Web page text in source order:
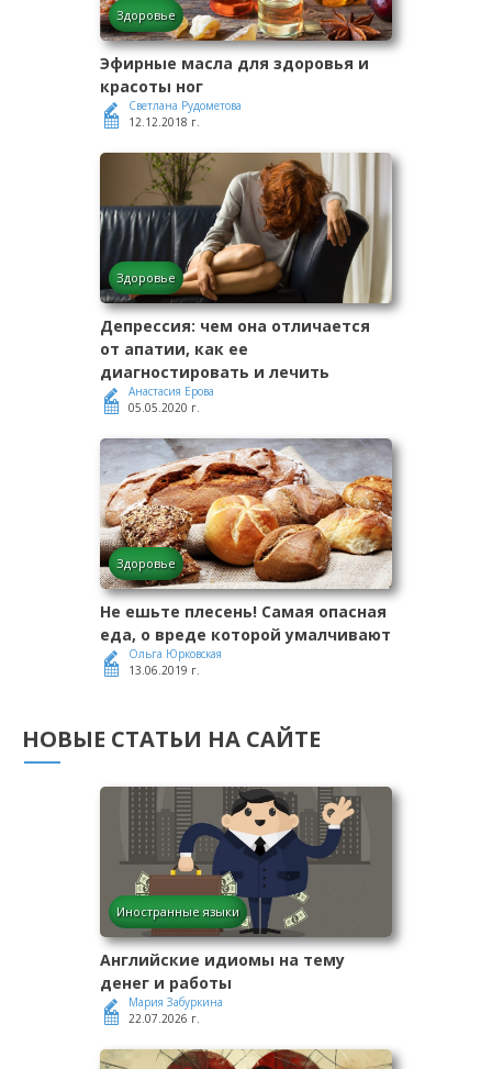
Здоровье
Эфирные масла для здоровья и
красоты ног
Светлана Рудометова
12.12.2018 г.
Здоровье
Депрессия: чем она отличается
от апатии, как ее
диагностировать и лечить
Анастасия Ерова
05.05.2020 г.
Здоровье
Не ешьте плесень! Самая опасная
еда, о вреде которой умалчивают
Ольга Юрковская
13.06.2019 г.
НОВЫЕ СТАТЬИ НА САЙТЕ
Иностранные языки
Английские идиомы на тему
денег и работы
Мария Забуркина
22.07.2026 г.